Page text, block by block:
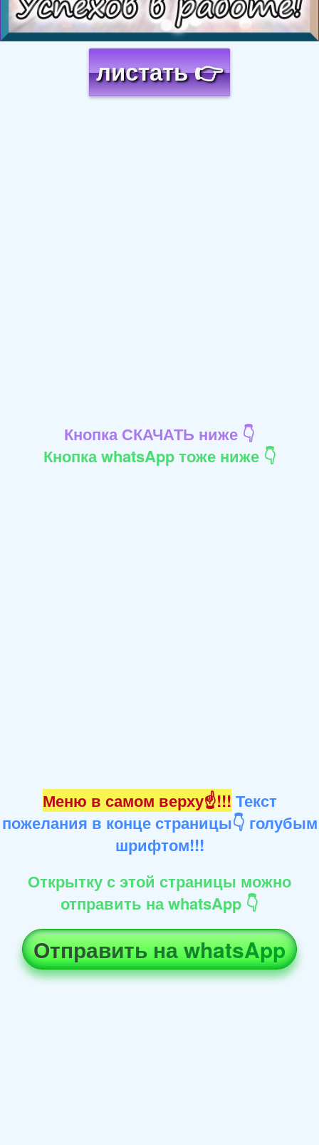
листать 👉
Кнопка СКАЧАТЬ ниже 👇
Кнопка whatsApp тоже ниже 👇
Меню в самом верху☝!!! Текст
пожелания в конце страницы👇 голубым
шрифтом!!!
Открытку с этой страницы можно
отправить на whatsApp 👇
Отправить на whatsApp